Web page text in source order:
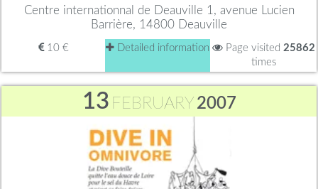
Centre internationnal de Deauville 1, avenue Lucien
Barrière, 14800 Deauville
10 € Detailed information Page visited 25862
times
13 FEBRUARY 2007